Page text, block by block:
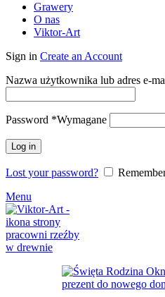
Grawery
O nas
Viktor-Art
Sign in Create an Account
Nazwa użytkownika lub adres e-
Password *Wymagane
Log in
Lost your password?
Menu